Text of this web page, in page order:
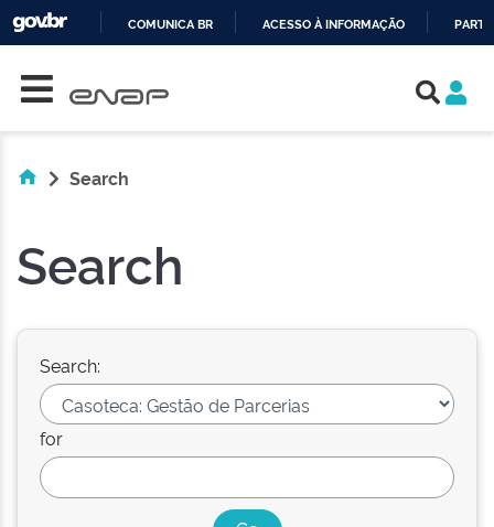
COMUNICA BR ACESSO À INFORMAÇÃO
Search
Search
Search:
for